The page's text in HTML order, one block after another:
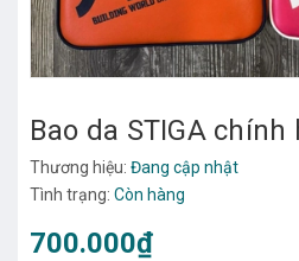
Bao da STIGA chính
Thương hiệu: Đang cập nhật
Tình trạng: Còn hàng
700.000₫